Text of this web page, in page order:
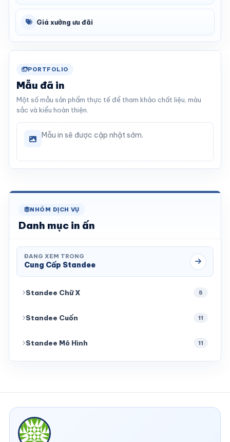
Giá xưởng ưu đãi
PORTFOLIO
Mẫu đã in
Một số mẫu sản phẩm thực tế để tham khảo chất liệu, màu
sắc và kiểu hoàn thiện.
Mẫu in sẽ được cập nhật sớm.
NHÓM DỊCH VỤ
Danh mục in ấn
ĐANG XEM TRONG
Cung Cấp Standee
Standee Chữ X 5
Standee Cuốn 11
Standee Mô Hình 11